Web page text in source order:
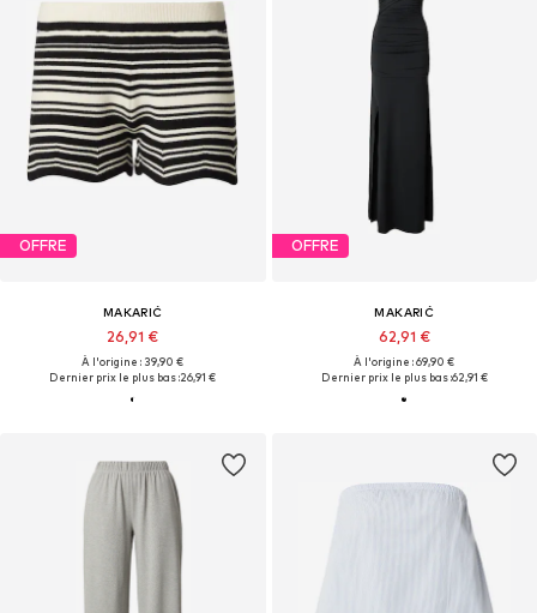
OFFRE
MAKARIĆ
26,91 €
À l'origine : 39,90 €
Dernier prix le plus bas :26,91 €
OFFRE
MAKARIĆ
62,91 €
À l'origine : 69,90 €
Dernier prix le plus bas :62,91 €